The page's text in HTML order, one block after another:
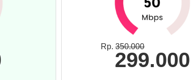
Rp.350.000
299.000